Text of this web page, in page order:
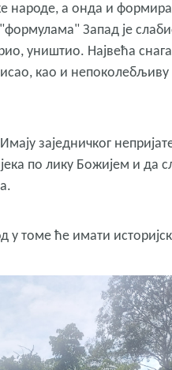
народе, а онда и
Запад је
уништио. Највећа
као и непоколебљиву
заједничког
по лику Божијем и да
томе ће имати